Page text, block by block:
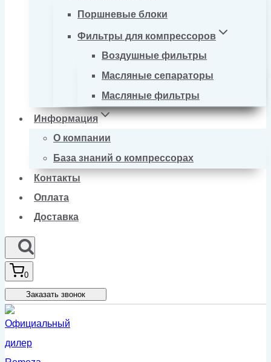
Поршневые блоки
Фильтры для компрессоров
Воздушные фильтры
Масляные сепараторы
Масляные фильтры
Информация
О компании
База знаний о компрессорах
Контакты
Оплата
Доставка
0
Заказать звонок